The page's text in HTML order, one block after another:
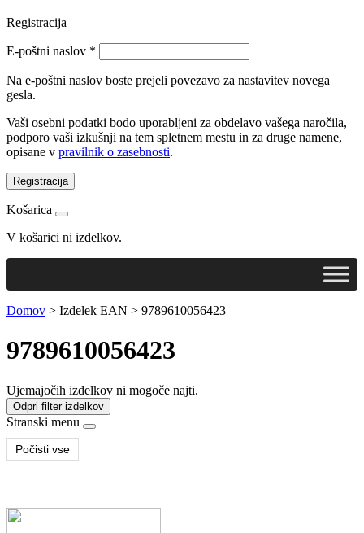
Registracija
E-poštni naslov *
Na e-poštni naslov boste prejeli povezavo za nastavitev novega
gesla.
Vaši osebni podatki bodo uporabljeni za obdelavo vašega naročila,
podporo vaši izkušnji na tem spletnem mestu in za druge namene,
opisane v pravilnik o zasebnosti.
Registracija
Košarica
V košarici ni izdelkov.
Domov > Izdelek EAN > 9789610056423
9789610056423
Ujemajočih izdelkov ni mogoče najti.
Odpri filter izdelkov
Stranski menu
Počisti vse